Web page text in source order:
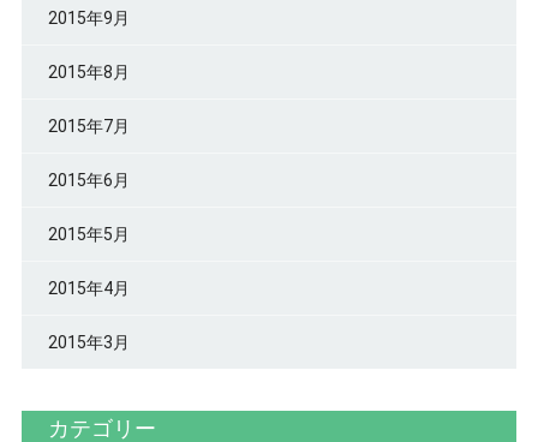
2015年9月
2015年8月
2015年7月
2015年6月
2015年5月
2015年4月
2015年3月
カテゴリー